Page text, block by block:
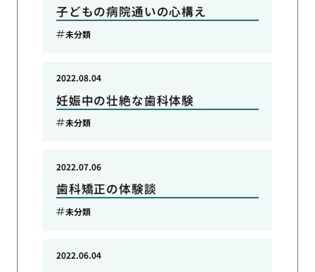
子どもの病院通いの心構え
未分類
妊娠中の壮絶な歯科体験
2022.08.04
未分類
歯科矯正の体験談
2022.07.06
未分類
2022.06.04